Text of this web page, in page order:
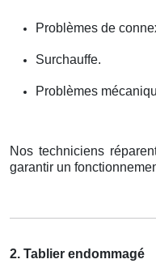
Problèmes de
Surchauffe.
Problèmes
Nos techniciens
garantir un
2. Tablier endommagé